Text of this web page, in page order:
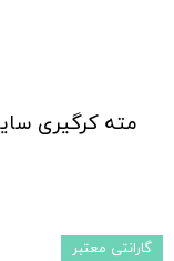
گارانتی معتبر